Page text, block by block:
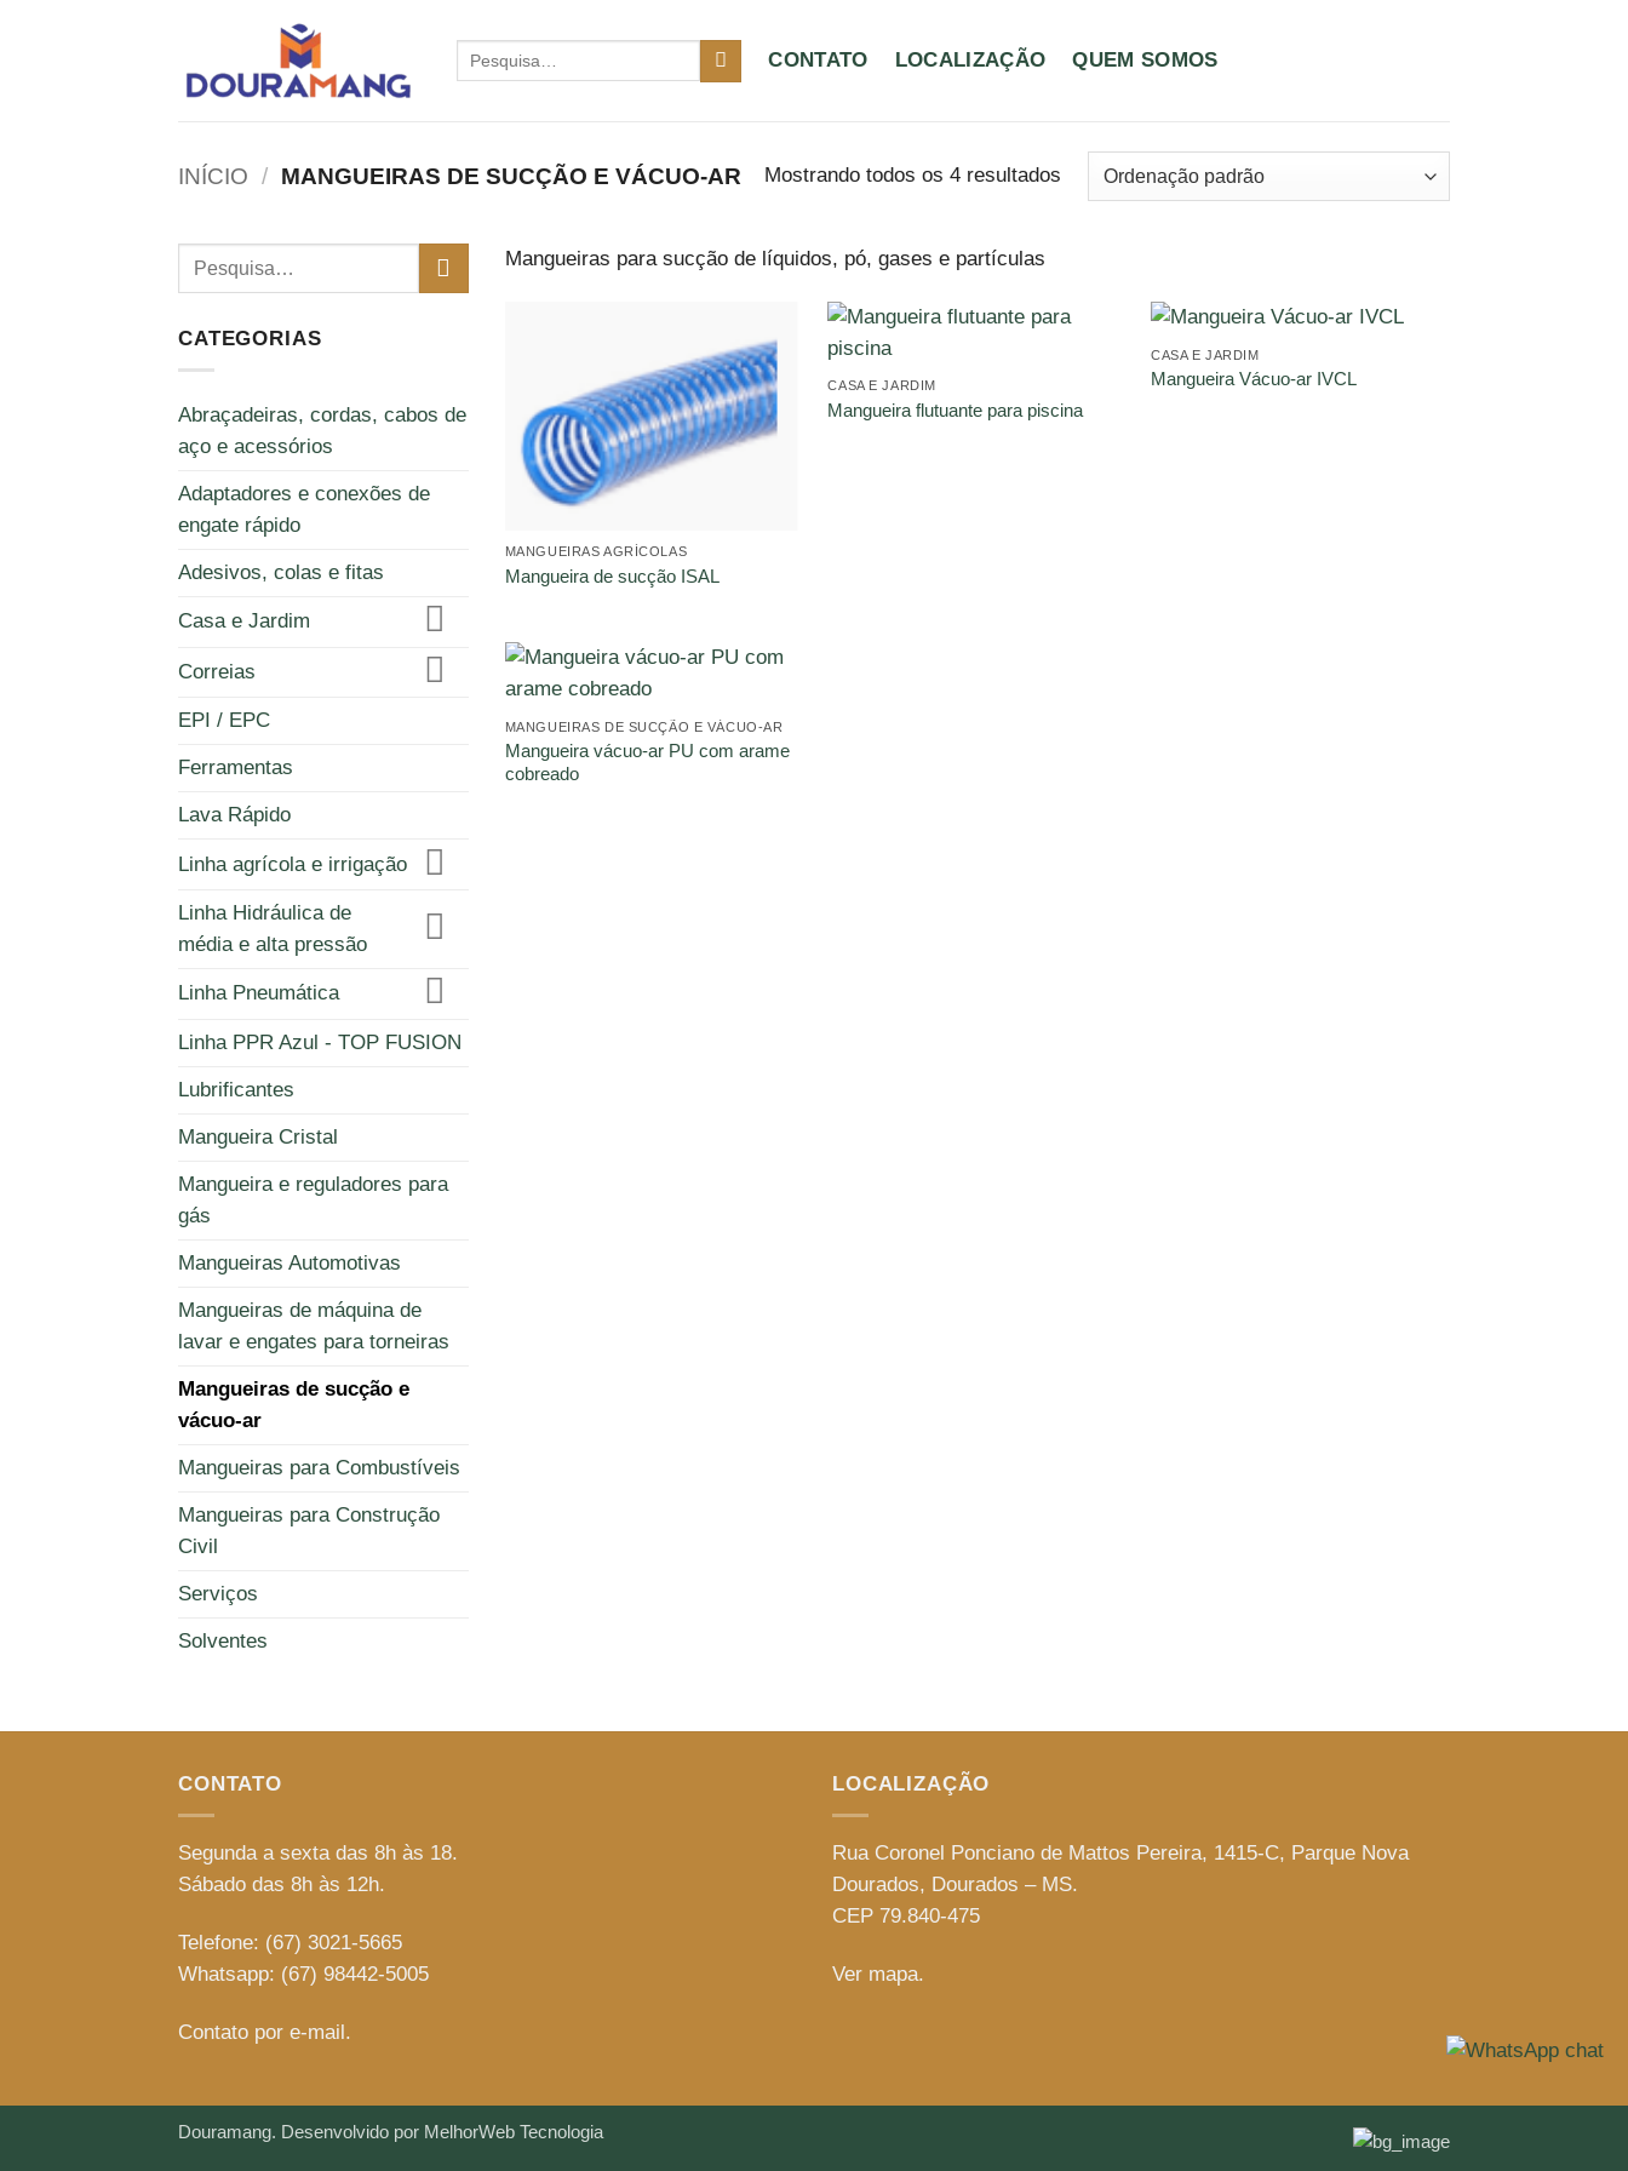
CONTATO LOCALIZAÇÃO QUEM SOMOS
INÍCIO / MANGUEIRAS DE SUCÇÃO E VÁCUO-AR Mostrando todos os 4 resultados
CATEGORIAS
Abraçadeiras, cordas, cabos de
aço e acessórios
Adaptadores e conexões de
engate rápido
Adesivos, colas e fitas
Casa e Jardim
Correias
EPI / EPC
Ferramentas
Lava Rápido
Linha agrícola e irrigação
Linha Hidráulica de
média e alta pressão
Linha Pneumática
Linha PPR Azul - TOP FUSION
Lubrificantes
Mangueira Cristal
Mangueira e reguladores para
gás
Mangueiras Automotivas
Mangueiras de máquina de
lavar e engates para torneiras
Mangueiras de sucção e
vácuo-ar
Mangueiras para Combustíveis
Mangueiras para Construção
Civil
Serviços
Solventes
Mangueiras para sucção de líquidos, pó, gases e partículas
MANGUEIRAS AGRÍCOLAS
Mangueira de sucção ISAL
CASA E JARDIM
Mangueira flutuante para piscina
CASA E JARDIM
Mangueira Vácuo-ar IVCL
MANGUEIRAS DE SUCÇÃO E VÁCUO-AR
Mangueira vácuo-ar PU com arame
cobreado
CONTATO
Segunda a sexta das 8h às 18.
Sábado das 8h às 12h.
Telefone: (67) 3021-5665
Whatsapp: (67) 98442-5005
Contato por e-mail.
LOCALIZAÇÃO
Rua Coronel Ponciano de Mattos Pereira, 1415-C, Parque Nova
Dourados, Dourados – MS.
CEP 79.840-475
Ver mapa.
Douramang. Desenvolvido por MelhorWeb Tecnologia